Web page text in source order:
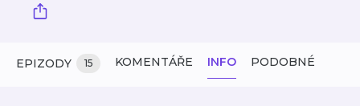
EPIZODY 15 KOMENTÁŘE INFO PODOBNÉ